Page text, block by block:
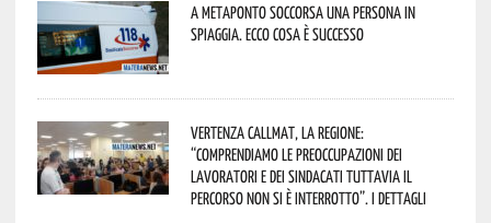
A Metaponto soccorsa una persona in
spiaggia. Ecco cosa è successo
Vertenza CallMat, la Regione:
“comprendiamo le preoccupazioni dei
lavoratori e dei sindacati tuttavia il
percorso non si è interrotto”. I dettagli